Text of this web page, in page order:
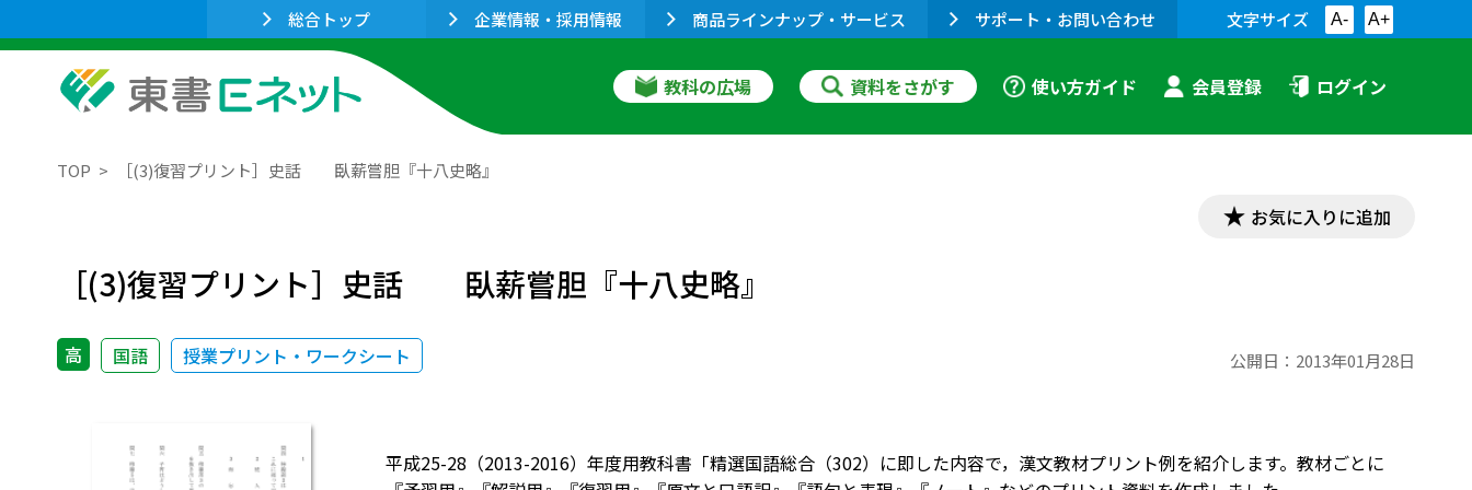
総合トップ 企業情報・採用情報 商品ラインナップ・サービス サポート・お問い合わせ 文字サイズ A- A+
教科の広場 資料をさがす 使い方ガイド 会員登録 ログイン
TOP ［(3)復習プリント］史話 臥薪嘗胆『十八史略』
お気に入りに追加
［(3)復習プリント］史話 臥薪嘗胆『十八史略』
高 国語 授業プリント・ワークシート 公開日： 2013年01月28日
平成25-28（2013-2016）年度用教科書「精選国語総合（302）に即した内容で，漢文教材プリント例を紹介します。教材ごとに